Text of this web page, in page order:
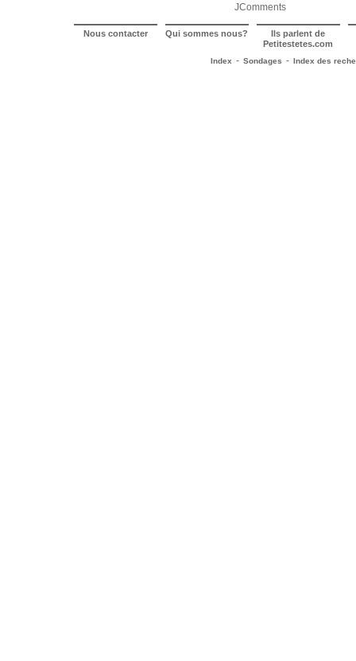
JComments
Nous contacter Qui sommes nous? Ils parlent de
Petitestetes.com
Index - Sondages - Index des